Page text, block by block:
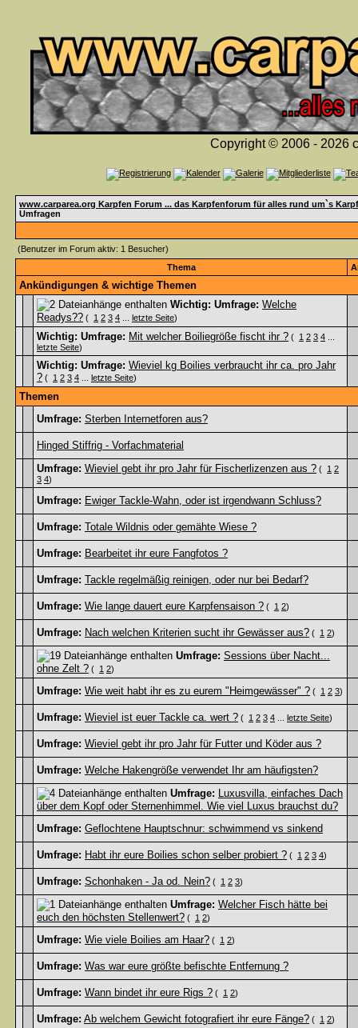
Copyright © 2006 - 2026
www.carparea.org Karpfen Forum ... das Karpfenforum für alles rund um`s
Umfragen
(Benutzer im Forum aktiv: 1 Besucher)
Thema
Ankündigungen & wichtige Themen
Wichtig: Umfrage: Welche
Readys?? ( 1 2 3 4 letzte Seite)
Wichtig: Umfrage: Mit welcher Boiliegröße fischt ihr ? ( 1 2 3 4
letzte Seite)
Wichtig: Umfrage: Wieviel kg Boilies verbraucht ihr ca. pro Jahr
? ( 1 2 3 4 letzte Seite)
Themen
Umfrage: Sterben Internetforen aus?
Hinged Stiffrig - Vorfachmaterial
Umfrage: Wieviel gebt ihr pro Jahr für Fischerlizenzen aus ? ( 1 2
3 4)
Umfrage: Ewiger Tackle-Wahn, oder ist irgendwann Schluss?
Umfrage: Totale Wildnis oder gemähte Wiese ?
Umfrage: Bearbeitet ihr eure Fangfotos ?
Umfrage: Tackle regelmäßig reinigen, oder nur bei Bedarf?
Umfrage: Wie lange dauert eure Karpfensaison ? ( 1 2)
Umfrage: Nach welchen Kriterien sucht ihr Gewässer aus? ( 1 2)
Umfrage: Sessions über Nacht...
ohne Zelt ? ( 1 2)
Umfrage: Wie weit habt ihr es zu eurem "Heimgewässer" ? ( 1 2 3)
Umfrage: Wieviel ist euer Tackle ca. wert ? ( 1 2 3 4 letzte Seite)
Umfrage: Wieviel gebt ihr pro Jahr für Futter und Köder aus ?
Umfrage: Welche Hakengröße verwendet Ihr am häufigsten?
Umfrage: Luxusvilla, einfaches Dach
über dem Kopf oder Sternenhimmel. Wie viel Luxus brauchst du?
Umfrage: Geflochtene Hauptschnur: schwimmend vs sinkend
Umfrage: Habt ihr eure Boilies schon selber probiert ? ( 1 2 3 4)
Umfrage: Schonhaken - Ja od. Nein? ( 1 2 3)
Umfrage: Welcher Fisch hätte bei
euch den höchsten Stellenwert? ( 1 2)
Umfrage: Wie viele Boilies am Haar? ( 1 2)
Umfrage: Was war eure größte befischte Entfernung ?
Umfrage: Wann bindet ihr eure Rigs ? ( 1 2)
Umfrage: Ab welchem Gewicht fotografiert ihr eure Fänge? ( 1 2)